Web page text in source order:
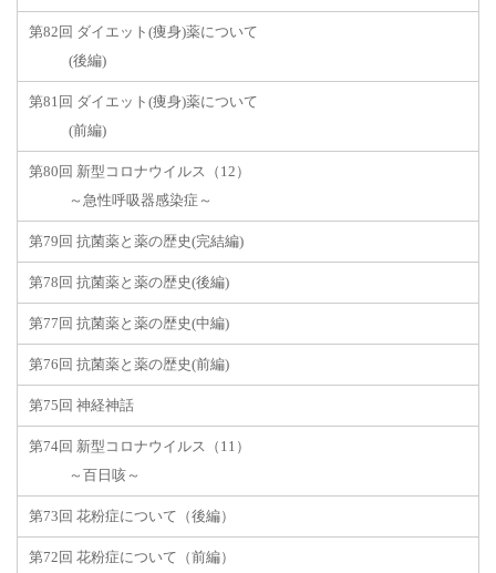
第82回 ダイエット(痩身)薬について
(後編)
第81回 ダイエット(痩身)薬について
(前編)
第80回 新型コロナウイルス（12）
～急性呼吸器感染症～
第79回 抗菌薬と薬の歴史(完結編)
第78回 抗菌薬と薬の歴史(後編)
第77回 抗菌薬と薬の歴史(中編)
第76回 抗菌薬と薬の歴史(前編)
第75回 神経神話
第74回 新型コロナウイルス（11）
～百日咳～
第73回 花粉症について（後編）
第72回 花粉症について（前編）